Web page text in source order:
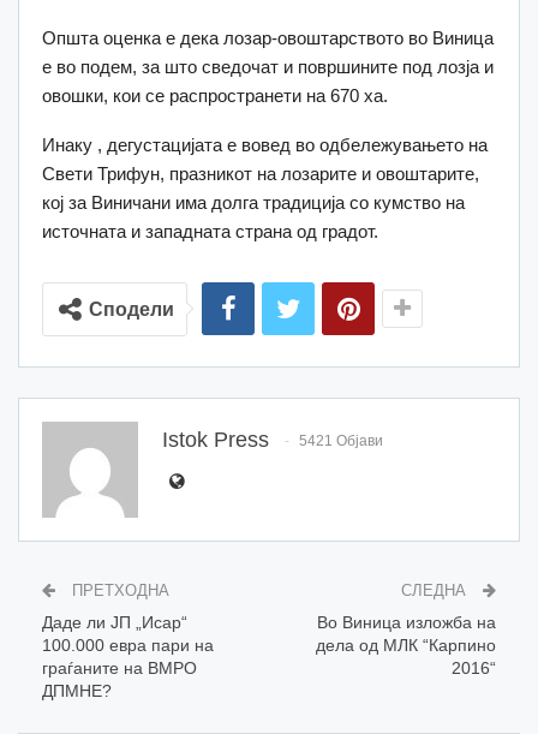
Општа оценка е дека лозар-овоштарството во Виница
е во подем, за што сведочат и површините под лозја и
овошки, кои се распространети на 670 ха.
Инаку , дегустацијата е вовед во одбележувањето на
Свети Трифун, празникот на лозарите и овоштарите,
кој за Виничани има долга традиција со кумство на
источната и западната страна од градот.
Сподели
Istok Press 5421 Објави
ПРЕТХОДНА
Даде ли ЈП „Исар“
100.000 евра пари на
граѓаните на ВМРО
ДПМНЕ?
СЛЕДНА
Во Виница изложба на
дела од МЛК “Карпино
2016“